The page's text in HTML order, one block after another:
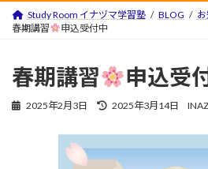
Study Room イナヅマ学習塾 BLOG
春期講習
申込受付中
春期講習 申込受
2025年2月3日
最
更
新
日
2025年3月14日